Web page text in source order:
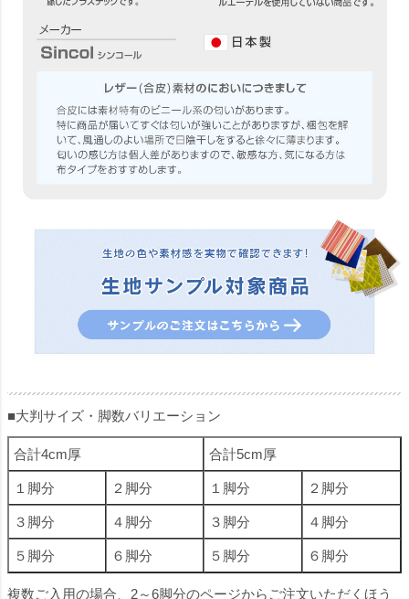
■大判サイズ・脚数バリエーション
合計4cm厚 合計5cm厚
１脚分 ２脚分 １脚分 ２脚分
３脚分 ４脚分 ３脚分 ４脚分
５脚分 ６脚分 ５脚分 ６脚分
複数ご入用の場合、2～6脚分のページからご注文いただくほう